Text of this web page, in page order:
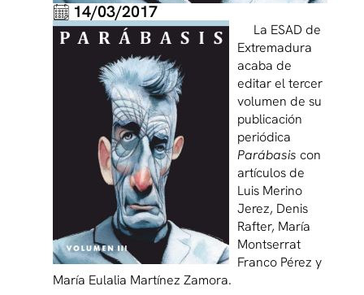
14/03/2017
La ESAD de
Extremadura
acaba de
editar el tercer
volumen de su
publicación
periódica
Parábasis con
artículos de
Luis Merino
Jerez, Denis
Rafter, María
Montserrat
Franco Pérez y
María Eulalia Martínez Zamora.